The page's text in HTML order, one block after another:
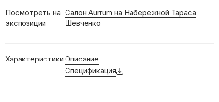
Посмотреть на
экспозиции
Салон Aurrum на Набережной Тараса
Шевченко
Характеристики Описание
Спецификация